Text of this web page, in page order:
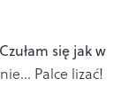
Czułam się jak w
Palce lizać!